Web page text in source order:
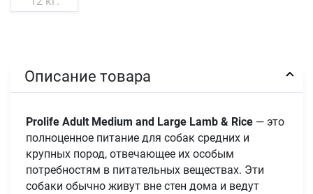
Описание товара
Prolife Adult Medium and Large Lamb & Rice — это
полноценное питание для собак средних и
крупных пород, отвечающее их особым
потребностям в питательных веществах. Эти
собаки обычно живут вне стен дома и ведут